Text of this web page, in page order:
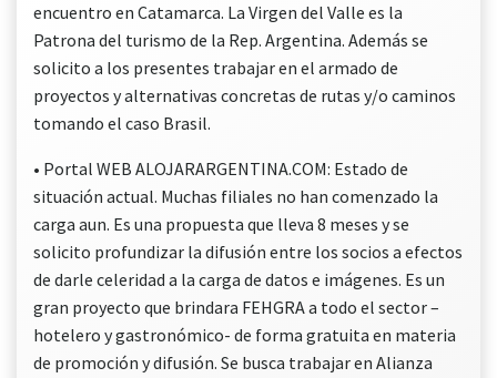
encuentro en Catamarca. La Virgen del Valle es la
Patrona del turismo de la Rep. Argentina. Además se
solicito a los presentes trabajar en el armado de
proyectos y alternativas concretas de rutas y/o caminos
tomando el caso Brasil.
• Portal WEB ALOJARARGENTINA.COM: Estado de
situación actual. Muchas filiales no han comenzado la
carga aun. Es una propuesta que lleva 8 meses y se
solicito profundizar la difusión entre los socios a efectos
de darle celeridad a la carga de datos e imágenes. Es un
gran proyecto que brindara FEHGRA a todo el sector –
hotelero y gastronómico- de forma gratuita en materia
de promoción y difusión. Se busca trabajar en Alianza